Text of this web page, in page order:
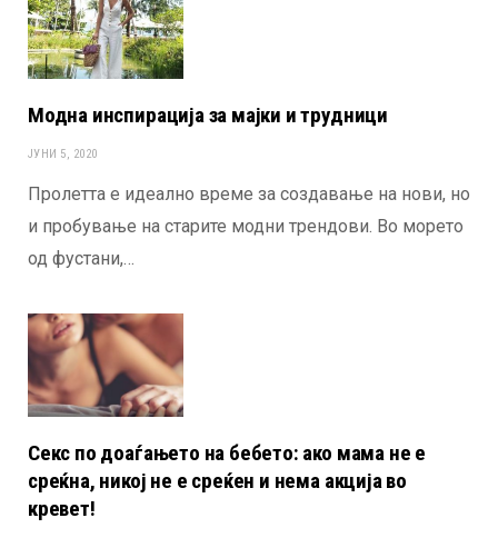
Модна инспирација за мајки и трудници
ЈУНИ 5, 2020
Пролетта е идеално време за создавање на нови, но
и пробување на старите модни трендови. Во морето
од фустани,…
Секс по доаѓањето на бебето: ако мама не е
среќна, никој не е среќен и нема акција во
кревет!